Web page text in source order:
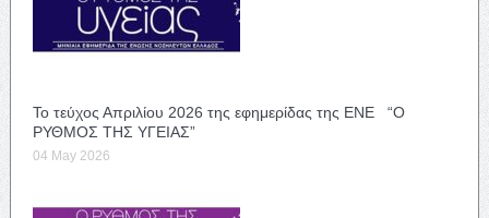
Το τεύχος Απριλίου 2026 της εφημερίδας της ΕΝΕ “Ο
ΡΥΘΜΟΣ ΤΗΣ ΥΓΕΙΑΣ”
04 May 2026